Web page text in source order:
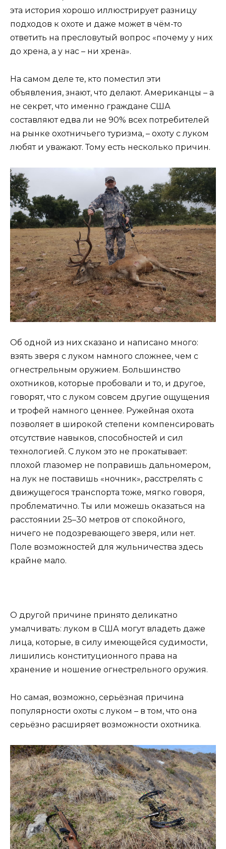
эта история хорошо иллюстрирует разницу
подходов к охоте и даже может в чём-то
ответить на пресловутый вопрос «почему у них
до хрена, а у нас – ни хрена».
На самом деле те, кто поместил эти
объявления, знают, что делают. Американцы – а
не секрет, что именно граждане США
составляют едва ли не 90% всех потребителей
на рынке охотничьего туризма, – охоту с луком
любят и уважают. Тому есть несколько причин.
Об одной из них сказано и написано много:
взять зверя с луком намного сложнее, чем с
огнестрельным оружием. Большинство
охотников, которые пробовали и то, и другое,
говорят, что с луком совсем другие ощущения
и трофей намного ценнее. Ружейная охота
позволяет в широкой степени компенсировать
отсутствие навыков, способностей и сил
технологией. С луком это не прокатывает:
плохой глазомер не поправишь дальномером,
на лук не поставишь «ночник», расстрелять с
движущегося транспорта тоже, мягко говоря,
проблематично. Ты или можешь оказаться на
расстоянии 25–30 метров от спокойного,
ничего не подозревающего зверя, или нет.
Поле возможностей для жульничества здесь
крайне мало.
О другой причине принято деликатно
умалчивать: луком в США могут владеть даже
лица, которые, в силу имеющейся судимости,
лишились конституционного права на
хранение и ношение огнестрельного оружия.
Но самая, возможно, серьёзная причина
популярности охоты с луком – в том, что она
серьёзно расширяет возможности охотника.